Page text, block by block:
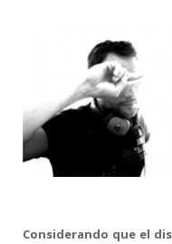
Considerando que el